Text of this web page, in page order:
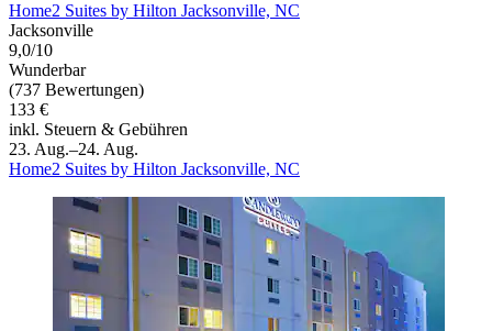
Home2 Suites by Hilton Jacksonville, NC
Jacksonville
9,0/10
Wunderbar
(737 Bewertungen)
133 €
inkl. Steuern & Gebühren
23. Aug.–24. Aug.
Home2 Suites by Hilton Jacksonville, NC